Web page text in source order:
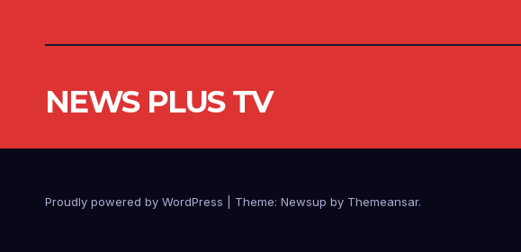
NEWS PLUS TV
Proudly powered by WordPress Theme: Newsup by Themeansar.